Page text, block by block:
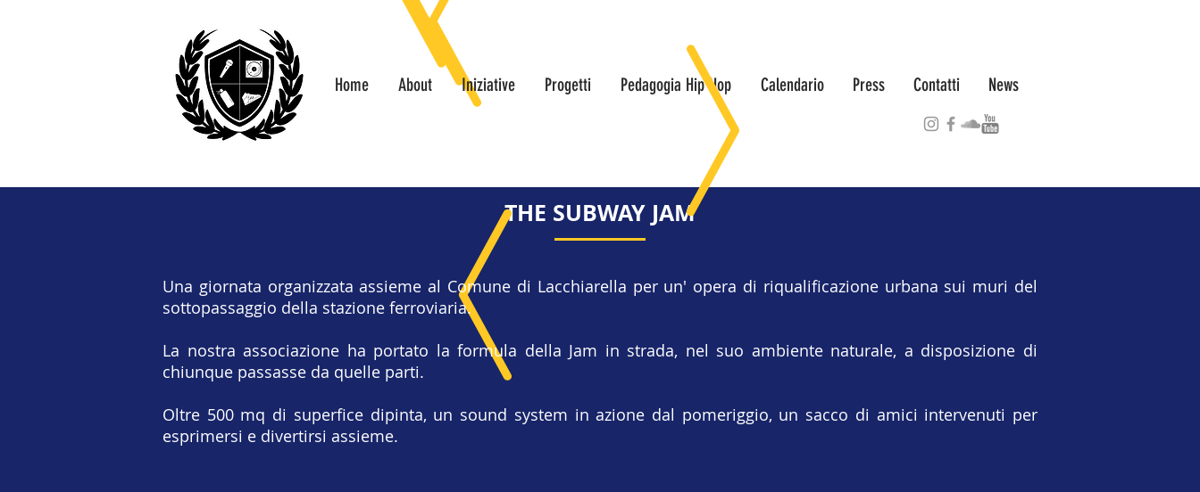
Home About Iniziative Progetti Pedagogia Hip Hop Calendario Press Contatti News
THE SUBWAY JAM
Una giornata organizzata assieme al Comune di Lacchiarella per un' opera di riqualificazione urbana sui muri del
sottopassaggio della stazione ferroviaria.
La nostra associazione ha portato la formula della Jam in strada, nel suo ambiente naturale, a disposizione di
chiunque passasse da quelle parti.
Oltre 500 mq di superfice dipinta, un sound system in azione dal pomeriggio, un sacco di amici intervenuti per
esprimersi e divertirsi assieme.